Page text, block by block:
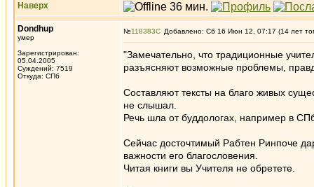
Наверх
Dondhup
умер
Зарегистрирован:
05.04.2005
Суждений: 7519
Откуда: СПб
№118383 Добавлено: Сб 16 Июн 12, 07:17 (14 лет
"Замечательно, что традиционные
разъясняют возможные проблемы,
Составляют тексты на благо живых
не слышал.
Речь шла от буддологах, например в
Сейчас досточтимый Рабтен Ринпоче
важности его благословения.
Читая книги вы Учителя не обретете.